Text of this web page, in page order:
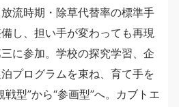
流時期・除草代替率の標準手
し、担い手が変わっても再現
に参加。学校の探究学習、企
プログラムを束ね、育て手を
型”から“参画型”へ。カブトエ